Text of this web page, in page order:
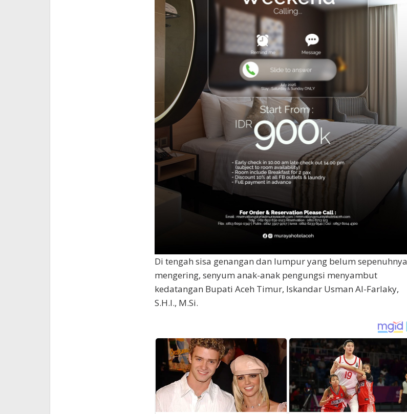
Di tengah sisa genangan dan lumpur yang belum sepenuhnya
mengering, senyum anak-anak pengungsi menyambut
kedatangan Bupati Aceh Timur, Iskandar Usman Al-Farlaky,
S.H.I., M.Si.